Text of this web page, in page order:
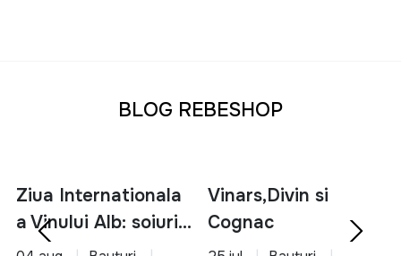
BLOG REBESHOP
Ziua Internationala
a Vinului Alb: soiuri,
servire si asocieri
Vinars,Divin si
Cognac